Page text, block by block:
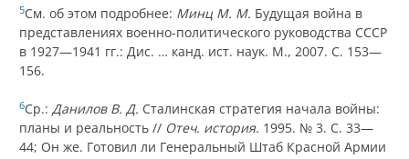
5См. об этом подробнее: Минц М. М. Будущая война в
представлениях военно-политического руководства СССР
в 1927—1941 гг.: Дис. … канд. ист. наук. М., 2007. С. 153—
156.
6Ср.: Данилов В. Д. Сталинская стратегия начала войны:
планы и реальность // Отеч. история. 1995. № 3. С. 33—
44; Он же. Готовил ли Генеральный Штаб Красной Армии